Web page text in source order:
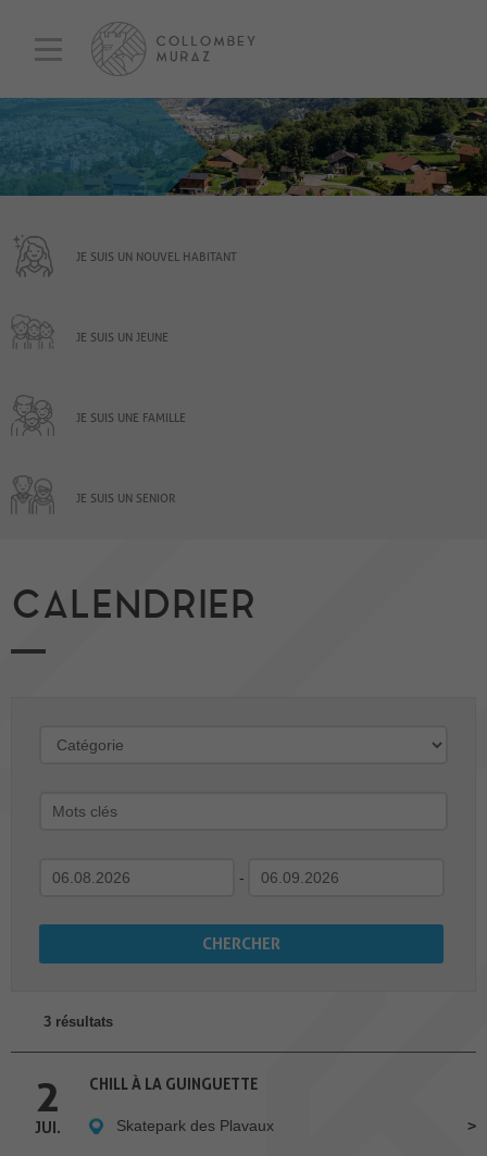
JE SUIS UN NOUVEL HABITANT
JE SUIS UN JEUNE
JE SUIS UNE FAMILLE
JE SUIS UN SENIOR
CALENDRIER
-
3 résultats
2
JUI.
CHILL À LA GUINGUETTE
Skatepark des Plavaux